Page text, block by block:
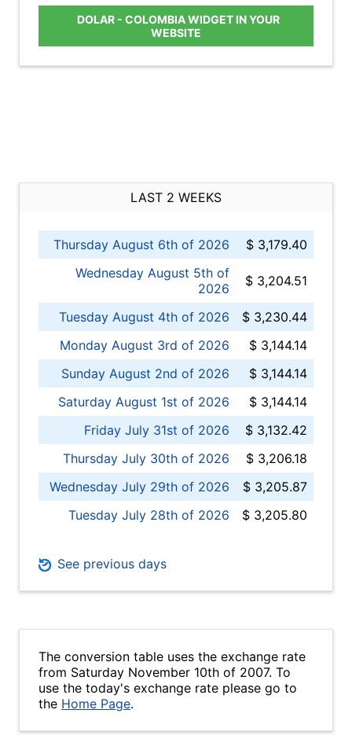
DOLAR - COLOMBIA WIDGET IN YOUR
WEBSITE
LAST 2 WEEKS
Thursday August 6th of 2026
$ 3,179.40
Wednesday August 5th of
2026
$ 3,204.51
Tuesday August 4th of 2026
$ 3,230.44
Monday August 3rd of 2026
$ 3,144.14
Sunday August 2nd of 2026
$ 3,144.14
Saturday August 1st of 2026
$ 3,144.14
Friday July 31st of 2026
$ 3,132.42
Thursday July 30th of 2026
$ 3,206.18
Wednesday July 29th of 2026
$ 3,205.87
Tuesday July 28th of 2026
$ 3,205.80
See previous days
The conversion table uses the exchange rate
from Saturday November 10th of 2007. To
use the today's exchange rate please go to
the Home Page.